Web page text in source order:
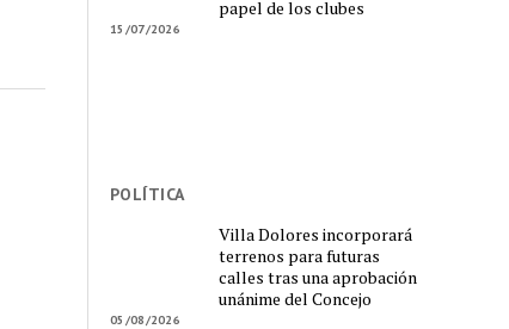
papel de los clubes
15/07/2026
POLÍTICA
Villa Dolores incorporará
terrenos para futuras
calles tras una aprobación
unánime del Concejo
05/08/2026